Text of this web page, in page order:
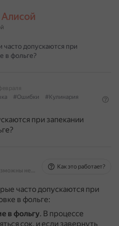
Алисой
часто допускаются при
в фольге?
#Ошибки
#Кулинария
при запекании
На основе источников, возможны неточности
Как это работает?
часто допускаются при
в фольге:
в фольгу. В процессе
сок, и если завернуть